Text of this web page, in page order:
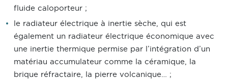
fluide caloporteur ;
le radiateur électrique à inertie sèche, qui est
également un radiateur électrique économique avec
une inertie thermique permise par l’intégration d’un
matériau accumulateur comme la céramique, la
brique réfractaire, la pierre volcanique… ;